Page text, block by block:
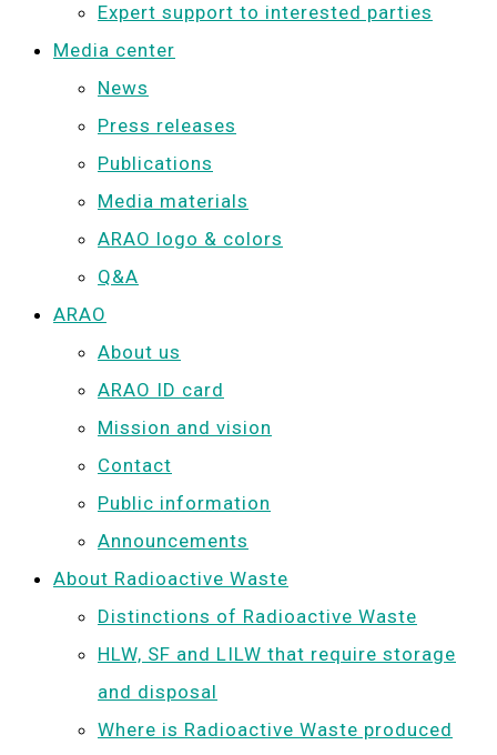
Expert support to interested parties
Media center
News
Press releases
Publications
Media materials
ARAO logo & colors
Q&A
ARAO
About us
ARAO ID card
Mission and vision
Contact
Public information
Announcements
About Radioactive Waste
Distinctions of Radioactive Waste
HLW, SF and LILW that require storage
and disposal
Where is Radioactive Waste produced